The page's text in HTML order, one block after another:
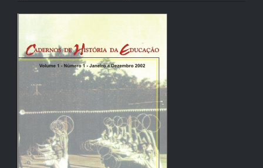
Barra
lateral
de
artigos